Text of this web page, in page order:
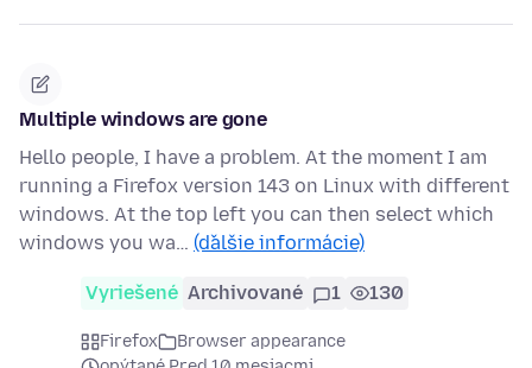
Multiple windows are gone
Hello people, I have a problem. At the moment I am
running a Firefox version 143 on Linux with different
windows. At the top left you can then select which
windows you wa… (ďalšie informácie)
Vyriešené Archivované 1 130
Firefox
Browser appearance